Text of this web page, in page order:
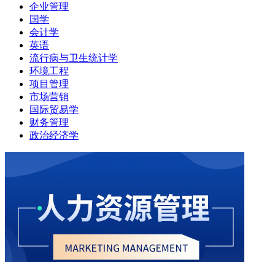
企业管理
国学
会计学
英语
流行病与卫生统计学
环境工程
项目管理
市场营销
国际贸易学
财务管理
政治经济学